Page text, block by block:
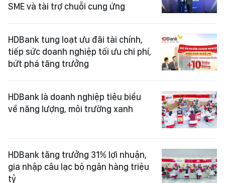
SME và tài trợ chuỗi cung ứng
HDBank tung loạt ưu đãi tài chính,
tiếp sức doanh nghiệp tối ưu chi phí,
bứt phá tăng trưởng
HDBank là doanh nghiệp tiêu biểu
về năng lượng, môi trường xanh
HDBank tăng trưởng 31% lợi nhuận,
gia nhập câu lạc bộ ngân hàng triệu
tỷ